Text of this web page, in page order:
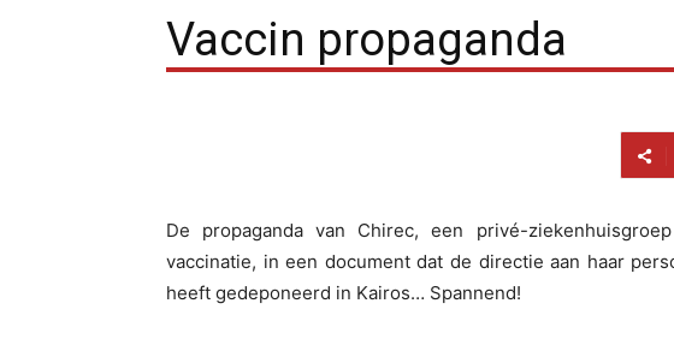
Vaccin propaganda
De propaganda van Chirec, een privé-
vaccinatie, in een document dat de directie aan haar
heeft gedeponeerd in Kairos… Spannend!